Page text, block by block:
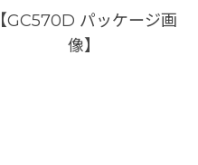
【GC570D パッケージ画
像】